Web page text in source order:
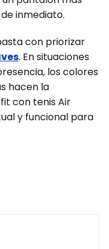
inmediato.
con priorizar
. En situaciones
los colores
hacen la
con tenis Air
y funcional para